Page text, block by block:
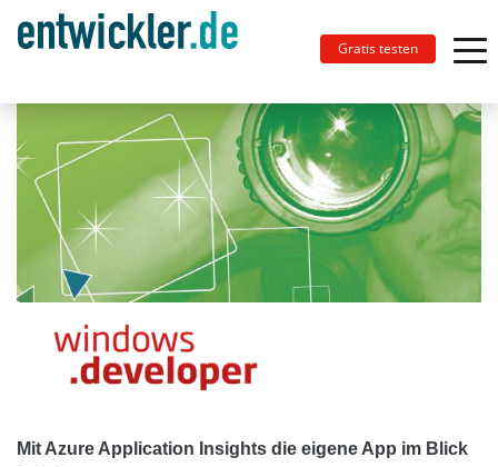
Gratis testen
Mit Azure Application Insights die eigene App im Blick